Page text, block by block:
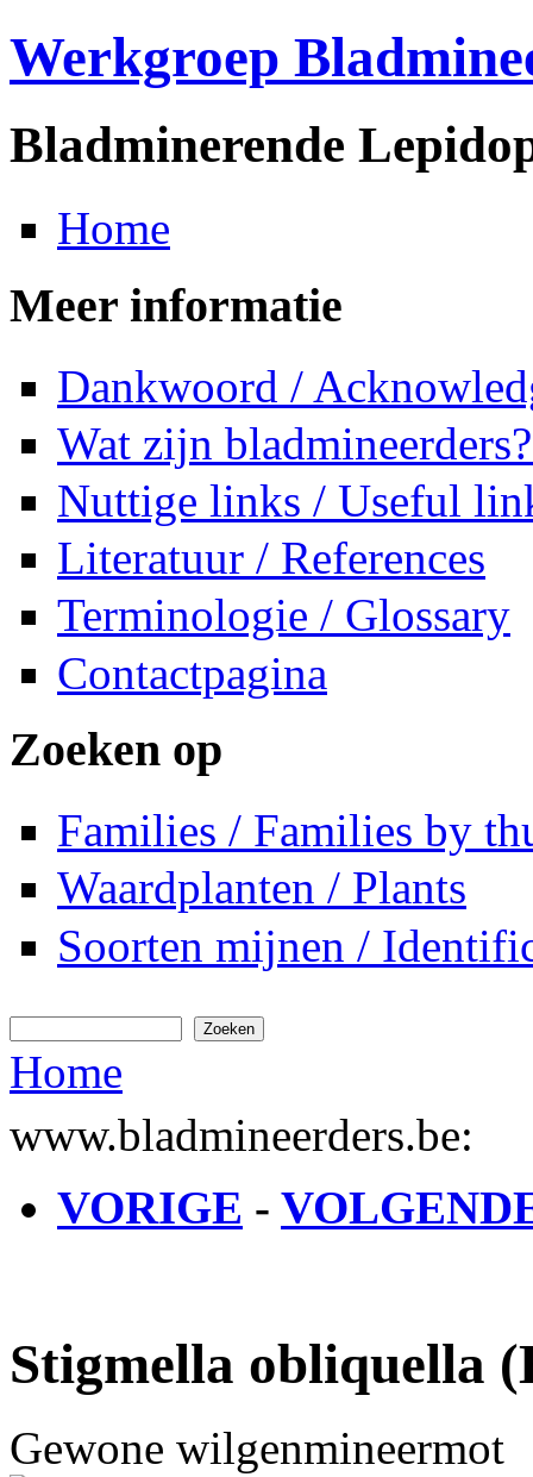
Werkgroep
Bladminerende
Home
Meer informatie
Dankwoord /
Wat zijn
Nuttige links / Useful
Literatuur / References
Terminologie / Glossary
Contactpagina
Zoeken op
Families / Families by
Waardplanten / Plants
Soorten mijnen /
U bent hier
Home
www.bladmineerders.be:
VORIGE -
Stigmella obliquella
Gewone wilgenmineermot